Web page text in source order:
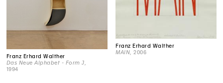
Franz Erhard Walther
Das Neue Alphabet - Form J
1994
Franz Erhard Walther
MAIN , 2006